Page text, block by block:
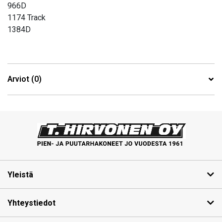
966D
1174 Track
1384D
Arviot (0)
Yleistä
Yhteystiedot